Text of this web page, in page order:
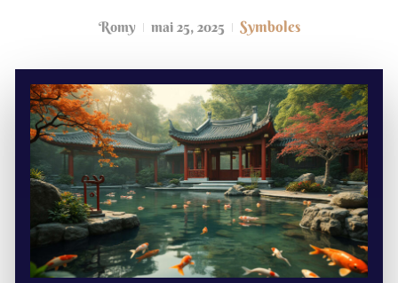
Romy mai 25, 2025 Symboles